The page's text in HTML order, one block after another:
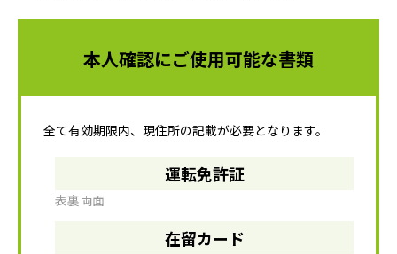
本人確認にご使用可能な書類
全て有効期限内、現住所の記載が必要となります。
運転免許証
表裏両面
在留カード